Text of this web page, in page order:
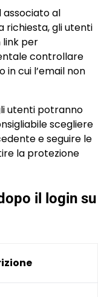
associato al
richiesta, gli utenti
link per
controllare
cui l’email non
utenti potranno
scegliere
e seguire le
la protezione
il login su